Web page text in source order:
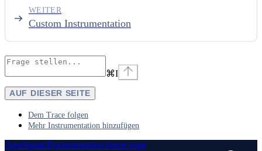
Custom Instrumentation
WEITER
⌘I
AUF DIESER SEITE
Dem Trace folgen
Mehr Instrumentation hinzufügen
AppSignal Documentation home page